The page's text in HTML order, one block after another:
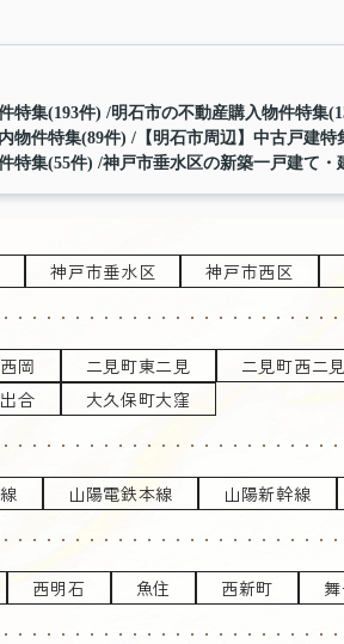
特集(193件) 明石市の不動産購入物件特集
物件特集(89件)
【明石市周辺】中古戸建特
特集(55件)
神戸市垂水区の新築一戸建て・
神戸市垂水区 神戸市西区
岡 二見町東二見 二見町西二見
合
大久保町大窪
山陽電鉄本線 山陽新幹線
西明石 魚住 西新町